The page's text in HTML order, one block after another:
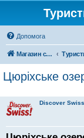
Допомога
Магазин спорядження
Цюріхське
Discover